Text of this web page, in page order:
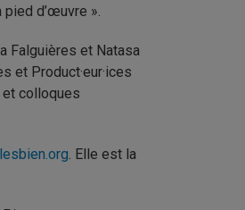
d’œuvre ».
Falguières et Natasa
et Product·eur·ices
colloques
. Elle est la